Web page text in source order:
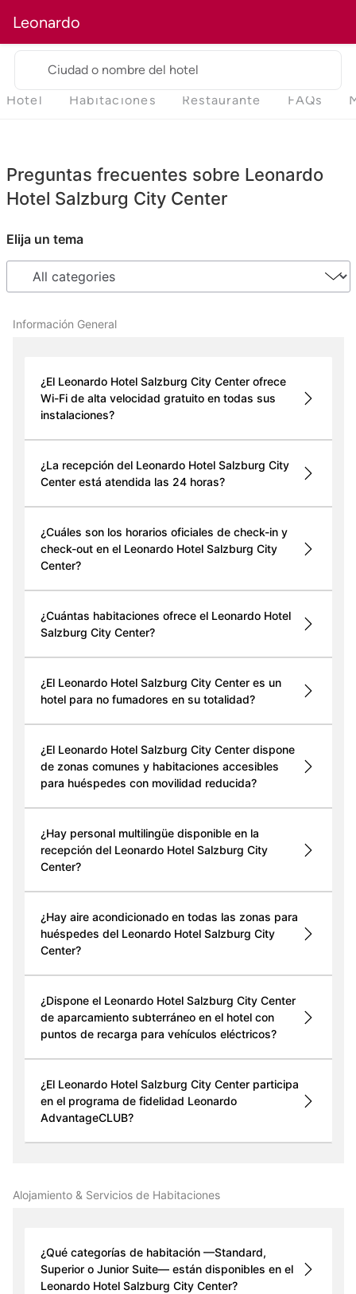
Leonardo
Ciudad o nombre del hotel
Hotel Habitaciones Restaurante FAQs
Preguntas frecuentes sobre Leonardo
Hotel Salzburg City Center
Elija un tema
Información General
¿El Leonardo Hotel Salzburg City Center ofrece
Wi-Fi de alta velocidad gratuito en todas sus
instalaciones?
¿La recepción del Leonardo Hotel Salzburg City
Center está atendida las 24 horas?
¿Cuáles son los horarios oficiales de check-in y
check-out en el Leonardo Hotel Salzburg City
Center?
¿Cuántas habitaciones ofrece el Leonardo Hotel
Salzburg City Center?
¿El Leonardo Hotel Salzburg City Center es un
hotel para no fumadores en su totalidad?
¿El Leonardo Hotel Salzburg City Center dispone
de zonas comunes y habitaciones accesibles
para huéspedes con movilidad reducida?
¿Hay personal multilingüe disponible en la
recepción del Leonardo Hotel Salzburg City
Center?
¿Hay aire acondicionado en todas las zonas para
huéspedes del Leonardo Hotel Salzburg City
Center?
¿Dispone el Leonardo Hotel Salzburg City Center
de aparcamiento subterráneo en el hotel con
puntos de recarga para vehículos eléctricos?
¿El Leonardo Hotel Salzburg City Center participa
en el programa de fidelidad Leonardo
AdvantageCLUB?
Alojamiento & Servicios de Habitaciones
¿Qué categorías de habitación —Standard,
Superior o Junior Suite— están disponibles en el
Leonardo Hotel Salzburg City Center?